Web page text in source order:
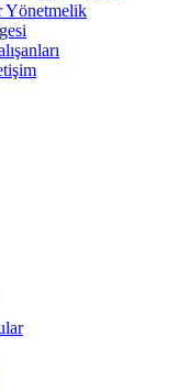
Yönetmelik